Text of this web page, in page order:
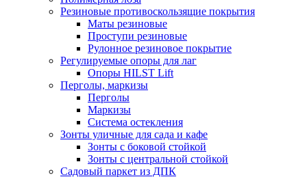
Резиновые противоскользящие покрытия
Маты резиновые
Проступи резиновые
Рулонное резиновое покрытие
Регулируемые опоры для лаг
Опоры HILST Lift
Перголы, маркизы
Перголы
Маркизы
Система остекления
Зонты уличные для сада и кафе
Зонты с боковой стойкой
Зонты с центральной стойкой
Садовый паркет из ДПК